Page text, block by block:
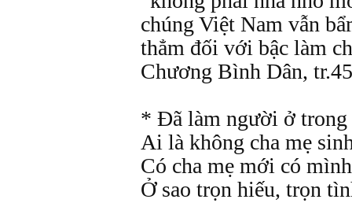
chúng Việt Nam vẫn
thẳm đối với bậc làm
Chương Bình Dân,
* Đã làm người ở
Ai là không cha mẹ
Có cha mẹ mới có mình
Ở sao trọn hiếu, trọn